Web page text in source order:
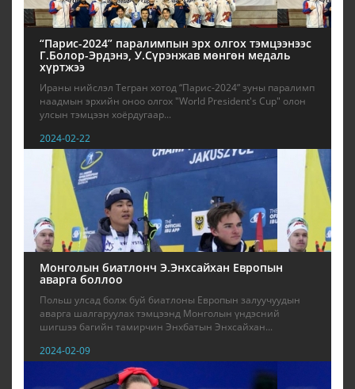
“Парис-2024” паралимпын эрх олгох тэмцээнээс
Г.Болор-Эрдэнэ, У.Сүрэнжав мөнгөн медаль
хүртжээ
Ираны нийслэл Тегран хотод “Парис-2024” зуны паралимп
наадмын эрхийн оноо олгох "World President's Cup" олон
улсын тэмцээн хоёрдугаар...
2024-02-22
Монголын биатлонч Э.Энхсайхан Европын
аварга боллоо
Польш улсад болж буй биатлоны Европын залуучуудын
аварга шалгаруулах тэмцээнд Монголын үндэсний
шигшээ багийн тамирчин Энхбатын Энхсайхан...
2024-02-09